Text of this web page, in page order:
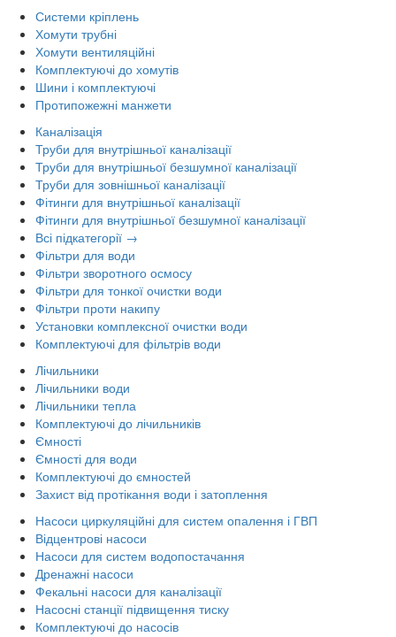
Системи кріплень
Хомути трубні
Хомути вентиляційні
Комплектуючі до хомутів
Шини і комплектуючі
Протипожежні манжети
Каналізація
Труби для внутрішньої каналізації
Труби для внутрішньої безшумної каналізації
Труби для зовнішньої каналізації
Фітинги для внутрішньої каналізації
Фітинги для внутрішньої безшумної каналізації
Всі підкатегорії →
Фільтри для води
Фільтри зворотного осмосу
Фільтри для тонкої очистки води
Фільтри проти накипу
Установки комплексної очистки води
Комплектуючі для фільтрів води
Лічильники
Лічильники води
Лічильники тепла
Комплектуючі до лічильників
Ємності
Ємності для води
Комплектуючі до ємностей
Захист від протікання води і затоплення
Насоси циркуляційні для систем опалення і ГВП
Відцентрові насоси
Насоси для систем водопостачання
Дренажні насоси
Фекальні насоси для каналізації
Насосні станції підвищення тиску
Комплектуючі до насосів